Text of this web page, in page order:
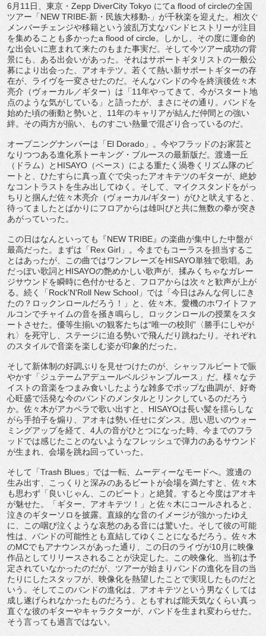
6月11日、東京・Zepp DiverCity Tokyo にてa flood of circleの全国
ツアー「NEW TRIBE-新・民族大移動-」が千秋楽を迎えた。相次ぐ
メンバーチェンジや移籍という波乱万丈なバンドヒストリーが注目
を集めることも多かったa flood of circle。しかし、その度に運命的
な出会いに恵まれて来たのもまた事実だ。そして今ツアー成功の背
景にも、ある出会いがあった。それはサポートギタリストの一般公
募により出会った、アオキテツ。若くて熱い新サポートギターの存
在が、ライヴを一変させたのだ。そんなバンドの今を終演後佐々木
亮介（ヴォーカル／ギター）は「11年やってきて、今がスタート地
点のような気がしている」と語ったが、まさにその通り。バンドを
始めた頃の衝動と勢いと、11年のキャリアが結んだ仲間との強い
絆。その両方が揃い、ものすごい熱量で混ざり合っているのだ。
オープニングナンバーは「El Dorado」。今やフラッドのお家芸と
なりつつある進化系トーキング・ブルースの最新版だ。渡邊一丘
（ドラム）とHISAYO（ベース）による重たく渦巻くリズム隊のビ
ートと、ひたすらに真っ直ぐで尖ったアオキテツのギターが、絶妙
なコントラストを生み出してゆく。そして、マイクスタンドをがっ
ちりと掴んだ佐々木亮介（ヴォーカル/ギター）がひと吠えすると、
待ってましたとばかりにフロアからは雄叫びと共に無数の拳が突き
あがっていった。
この日はなんといっても『NEW TRIBE』の楽曲が集中した中盤が
最高だった。まずは「Rex Girl」。今までもコーラスを担当するこ
とはあったが、この曲ではワンフレーズをHISAYO単独で歌唱。あ
だっぽい歌詞とHISAYOの艶めかしい歌声が、揉みくちゃなガレー
ジサウンドを瞬時に色付かせると、フロアからは次々と歓声が上が
る。続く「Rock'N'Roll New School」では「今日はみんな何しにき
たの？ロックンロールだろう！」と、佐々木。愛機のホワイトファ
ルコンでチャイムの音を掻き鳴らし、ロックンロールの授業をスタ
ートさせた。優等生揃いの観客たちは“唯一の校則”〈勝手にしやが
れ〉を死守し、ステージに迫る勢いで飛んだり跳ねたり。それぞれ
のスタイルで音楽を楽しむ姿が印象的だった。
そして新体制の好調ぶりを見せつけたのが、シャッフルビートで賑
やかす「ジュテームアデュールベルジャンブルース」だ。様々なテ
イストの音楽をつまみ食いしたような雑多でポップな曲調が、好奇
心旺盛で活発な今のバンドのメンタルとリンクしているのだろう
か。佐々木がアカペラで歌い出すと、HISAYOは長い髪を揺らしな
がら手拍子を煽り、アオキは勢い任せにダンス。思い思いのウォー
ミングアップを経て、4人の音がひとつになった時、今までのフラ
ッドでは感じたことのないようなフレッシュで弾力のあるサウンド
が生まれ、会場を跳ね回っていった。
そして「Trash Blues」では一転、ムーディーなモードへ。渡邊の
生み出す、こっくりと深みのあるビートが会場を満たすと、佐々木
も思わず「良いじゃん、このビート」と絶賛。すると今度はアオキ
が魅せた。「ギター、アオキテツ！」と佐々木にコールされると、
泣きのギターソロを披露。直線的な音のイメージが強かったゆえ
に、この咽び泣くような哀愁のある音には驚いた。そして彼の可能
性は、バンドの可能性とも直結してゆくことになるだろう。佐々木
のMCでもアナウンスがあった通り、この日のライヴが10月に映像
作品としてリリースされることが決定した。この映像化、当初は予
定されていなかったのだが、ツアーが始まりバンドの進化を目の当
たりにしたスタッフが、映像化を熱望したことで実現したものだと
いう。そしてこのバンドの進化は、アオキテツという男なくしては
成し遂げられなかったものだろう。ともすれば能天気なくらい真っ
直ぐな彼のギターやキャラクターが、バンドを生まれ変わらせた。
そう言っても過言ではない。